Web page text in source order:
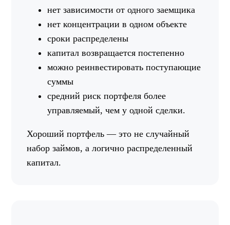
нет зависимости от одного заемщика
нет концентрации в одном объекте
сроки распределены
капитал возвращается постепенно
можно реинвестировать поступающие
суммы
средний риск портфеля более
управляемый, чем у одной сделки.
Хороший портфель — это не случайный
набор займов, а логично распределенный
капитал.